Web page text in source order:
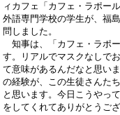
ィカフェ「カフェ・ラポー
外語専門学校の学生が、福
問しました。
知事は、「カフェ・ラポ
す。リアルでマスクなしで
て意味があるんだなと思い
の経験が、この生徒さんた
と思います。今日こうやっ
をしてくれてありがとうご